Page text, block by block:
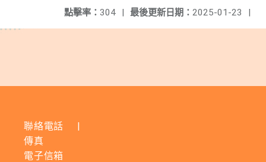
最後更新日期： 2025-01-23 |
點擊率： 304 |
聯絡電話
|
傳真
電子信箱